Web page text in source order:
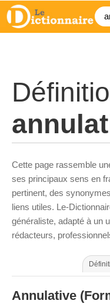
Cette page rassemble
ses principaux sens en
pertinent, des
liens utiles. Le-
généraliste, adapté à un
rédacteurs,
Annulative